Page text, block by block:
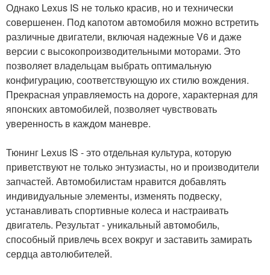
Однако Lexus IS не только красив, но и технически
совершенен. Под капотом автомобиля можно встретить
различные двигатели, включая надежные V6 и даже
версии с высокопроизводительными моторами. Это
позволяет владельцам выбрать оптимальную
конфигурацию, соответствующую их стилю вождения.
Прекрасная управляемость на дороге, характерная для
японских автомобилей, позволяет чувствовать
уверенность в каждом маневре.
Тюнинг Lexus IS - это отдельная культура, которую
приветствуют не только энтузиасты, но и производители
запчастей. Автомобилистам нравится добавлять
индивидуальные элементы, изменять подвеску,
устанавливать спортивные колеса и настраивать
двигатель. Результат - уникальный автомобиль,
способный привлечь всех вокруг и заставить замирать
сердца автолюбителей.